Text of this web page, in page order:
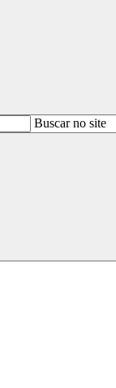
BuscarBuscar no site
Buscar